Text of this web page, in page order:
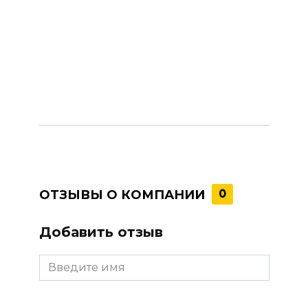
ОТЗЫВЫ О КОМПАНИИ 0
Добавить отзыв